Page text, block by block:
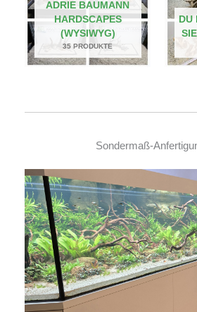
ADRIE BAUMANN
HARDSCAPES
(WYSIWYG)
35 PRODUKTE
DU
Sondermaß-